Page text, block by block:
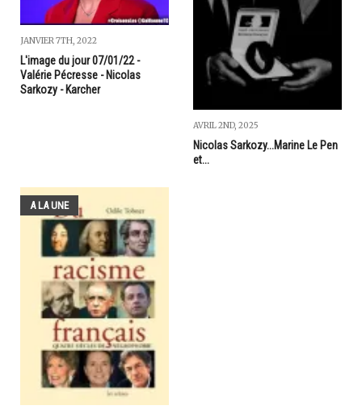
JANVIER 7TH, 2022
L'image du jour 07/01/22 -
Valérie Pécresse - Nicolas
Sarkozy - Karcher
AVRIL 2ND, 2025
Nicolas Sarkozy...Marine Le Pen
et...
A LA UNE